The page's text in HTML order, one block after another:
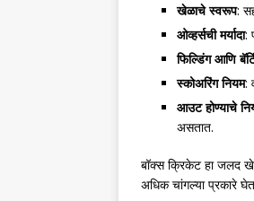
खेळाचे स्वरूप:
ओव्हर्सची मर्यादा:
फिल्डिंग आणि
स्कोअरिंग नियम:
आउट होण्याचे
असतात.
बॉक्स क्रिकेट हा जलद
अधिक चांगल्या प्रकारे